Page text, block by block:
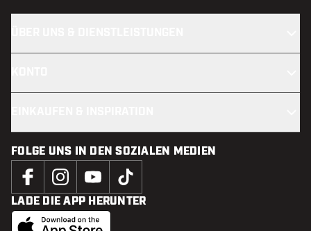
FOLGE UNS IN DEN SOZIALEN MEDIEN
LADE DIE APP HERUNTER